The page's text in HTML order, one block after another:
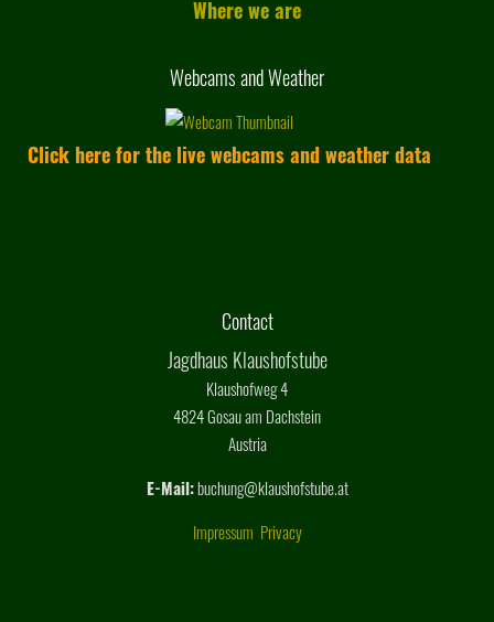
Where we are
Webcams and Weather
Click here for the live webcams and weather data
Contact
Jagdhaus Klaushofstube
Klaushofweg 4
4824 Gosau am Dachstein
Austria
E-Mail:buchung@klaushofstube.at
Impressum Privacy